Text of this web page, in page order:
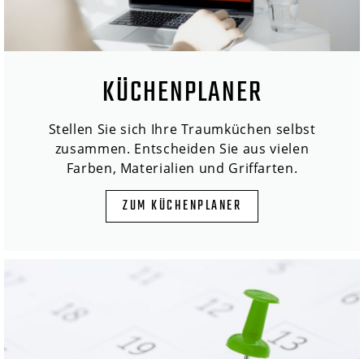
KÜCHENPLANER
Stellen Sie sich Ihre Traumküchen selbst
zusammen. Entscheiden Sie aus vielen
Farben, Materialien und Griffarten.
ZUM KÜCHENPLANER